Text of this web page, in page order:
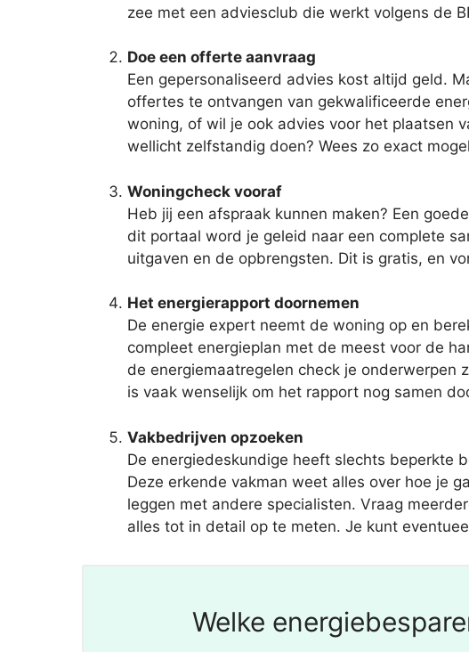
zee met een adviesclub die werkt volgens de
Doe een offerte aanvraag
Een gepersonaliseerd advies kost altijd geld.
offertes te ontvangen van gekwalificeerde
woning, of wil je ook advies voor het plaatsen
wellicht zelfstandig doen? Wees zo exact
Woningcheck vooraf
Heb jij een afspraak kunnen maken? Een
dit portaal word je geleid naar een complete
uitgaven en de opbrengsten. Dit is gratis, en
Het energierapport doornemen
De energie expert neemt de woning op en
compleet energieplan met de meest voor de
de energiemaatregelen check je
is vaak wenselijk om het rapport nog samen
Vakbedrijven opzoeken
De energiedeskundige heeft slechts beperkte
Deze erkende vakman weet alles over hoe je
leggen met andere specialisten. Vraag
alles tot in detail op te meten. Je kunt
Welke